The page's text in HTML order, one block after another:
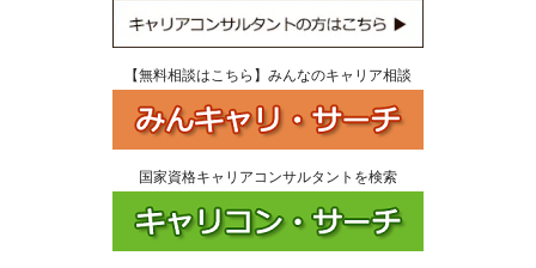
【無料相談はこちら】みんなのキャリア相談
国家資格キャリアコンサルタントを検索